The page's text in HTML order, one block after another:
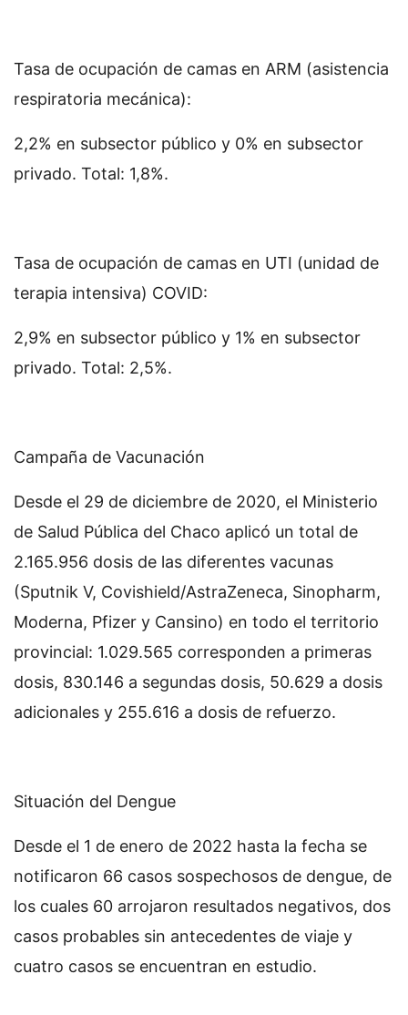
Tasa de ocupación de camas en ARM (asistencia
respiratoria mecánica):
2,2% en subsector público y 0% en subsector
privado. Total: 1,8%.
Tasa de ocupación de camas en UTI (unidad de
terapia intensiva) COVID:
2,9% en subsector público y 1% en subsector
privado. Total: 2,5%.
Campaña de Vacunación
Desde el 29 de diciembre de 2020, el Ministerio
de Salud Pública del Chaco aplicó un total de
2.165.956 dosis de las diferentes vacunas
(Sputnik V, Covishield/AstraZeneca, Sinopharm,
Moderna, Pfizer y Cansino) en todo el territorio
provincial: 1.029.565 corresponden a primeras
dosis, 830.146 a segundas dosis, 50.629 a dosis
adicionales y 255.616 a dosis de refuerzo.
Situación del Dengue
Desde el 1 de enero de 2022 hasta la fecha se
notificaron 66 casos sospechosos de dengue, de
los cuales 60 arrojaron resultados negativos, dos
casos probables sin antecedentes de viaje y
cuatro casos se encuentran en estudio.